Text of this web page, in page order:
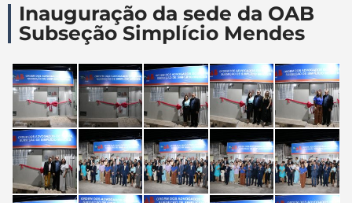
Inauguração da sede da OAB
Subseção Simplício Mendes